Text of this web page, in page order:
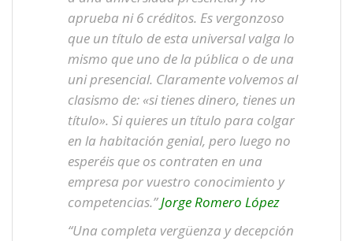
aprueba ni 6 créditos. Es vergonzoso
que un título de esta universal valga lo
mismo que uno de la pública o de una
uni presencial. Claramente volvemos al
clasismo de: «si tienes dinero, tienes un
título». Si quieres un título para colgar
en la habitación genial, pero luego no
esperéis que os contraten en una
empresa por vuestro conocimiento y
competencias.”Jorge Romero López
“Una completa vergüenza y decepción